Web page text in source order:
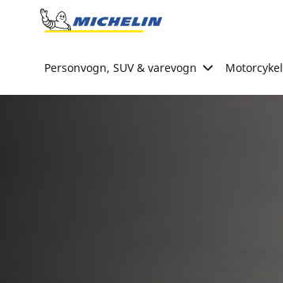
Go to page content
Personvogn, SUV & varevogn Motorcykel